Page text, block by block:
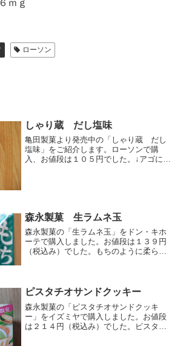
ｍｇ
ローソン
しゃり蔵 だし塩味
亀田製菓より発売中の「しゃり蔵 だし
塩味」をご紹介します。ローソンで購
入、お値段は１０５円でした。↓アゴに手
森永製菓 生ラムネ玉
森永製菓の「生ラムネ玉」をドン・キホ
ーテで購入しました。お値段は１３９円
（税込み）でした。もちのように柔らか
トキャンディになっています...
ピスタチオサンドクッキー
森永製菓の「ピスタチオサンドクッキ
ー」をイズミヤで購入しました。お値段
は２１４円（税込み）でした。ピスタチ